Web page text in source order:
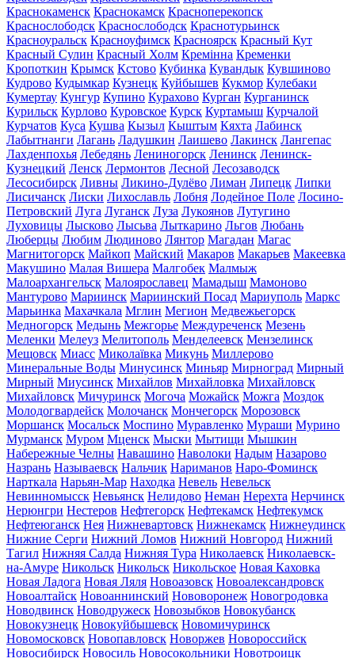
Краснокаменск Краснокамск Красноперекопск
Краснослободск Краснослободск Краснотурьинск
Красноуральск Красноуфимск Красноярск Красный Кут
Красный Сулин Красный Холм Кремінна Кременки
Кропоткин Крымск Кстово Кубинка Кувандык Кувшиново
Кудрово Кудымкар Кузнецк Куйбышев Кукмор Кулебаки
Кумертау Кунгур Купино Курахово Курган Курганинск
Курильск Курлово Куровское Курск Куртамыш Курчалой
Курчатов Куса Кушва Кызыл Кыштым Кяхта Лабинск
Лабытнанги Лагань Ладушкин Лаишево Лакинск Лангепас
Лахденпохья Лебедянь Лениногорск Ленинск Ленинск-
Кузнецкий Ленск Лермонтов Лесной Лесозаводск
Лесосибирск Ливны Ликино-Дулёво Лиман Липецк Липки
Лисичанск Лиски Лихославль Лобня Лодейное Поле Лосино-
Петровский Луга Луганск Луза Лукоянов Лутугино
Луховицы Лысково Лысьва Лыткарино Льгов Любань
Люберцы Любим Людиново Лянтор Магадан Магас
Магнитогорск Майкоп Майский Макаров Макарьев Макеевка
Макушино Малая Вишера Малгобек Малмыж
Малоархангельск Малоярославец Мамадыш Мамоново
Мантурово Мариинск Мариинский Посад Мариуполь Маркс
Марьинка Махачкала Мглин Мегион Медвежьегорск
Медногорск Медынь Межгорье Междуреченск Мезень
Меленки Мелеуз Мелитополь Менделеевск Мензелинск
Мещовск Миасс Миколаївка Микунь Миллерово
Минеральные Воды Минусинск Миньяр Мирноград Мирный
Мирный Миусинск Михайлов Михайловка Михайловск
Михайловск Мичуринск Могоча Можайск Можга Моздок
Молодогвардейск Молочанск Мончегорск Морозовск
Моршанск Мосальск Моспино Муравленко Мураши Мурино
Мурманск Муром Мценск Мыски Мытищи Мышкин
Набережные Челны Навашино Наволоки Надым Назарово
Назрань Называевск Нальчик Нариманов Наро-Фоминск
Нарткала Нарьян-Мар Находка Невель Невельск
Невинномысск Невьянск Нелидово Неман Нерехта Нерчинск
Нерюнгри Нестеров Нефтегорск Нефтекамск Нефтекумск
Нефтеюганск Нея Нижневартовск Нижнекамск Нижнеудинск
Нижние Серги Нижний Ломов Нижний Новгород Нижний
Тагил Нижняя Салда Нижняя Тура Николаевск Николаевск-
на-Амуре Никольск Никольск Никольское Новая Каховка
Новая Ладога Новая Ляля Новоазовск Новоалександровск
Новоалтайск Новоаннинский Нововоронеж Новогродовка
Новодвинск Новодружеск Новозыбков Новокубанск
Новокузнецк Новокуйбышевск Новомичуринск
Новомосковск Новопавловск Новоржев Новороссийск
Новосибирск Новосиль Новосокольники Новотроицк